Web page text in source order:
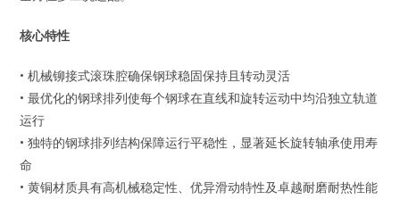
核心特性
• 机械铆接式滚珠腔确保钢球稳固保持且转动灵活
• 最优化的钢球排列使每个钢球在直线和旋转运动中均沿独立轨道
运行
• 独特的钢球排列结构保障运行平稳性，显著延长旋转轴承使用寿
命
• 黄铜材质具有高机械稳定性、优异滑动特性及卓越耐磨耐热性能